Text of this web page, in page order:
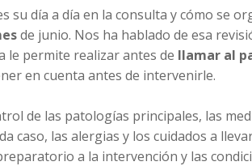
su día a día en la consulta y cómo se
de junio. Nos ha hablado de esa
le permite realizar antes de llamar al
en cuenta antes de intervenirle.
de las patologías principales, las
caso, las alergias y los cuidados a
a la intervención y las